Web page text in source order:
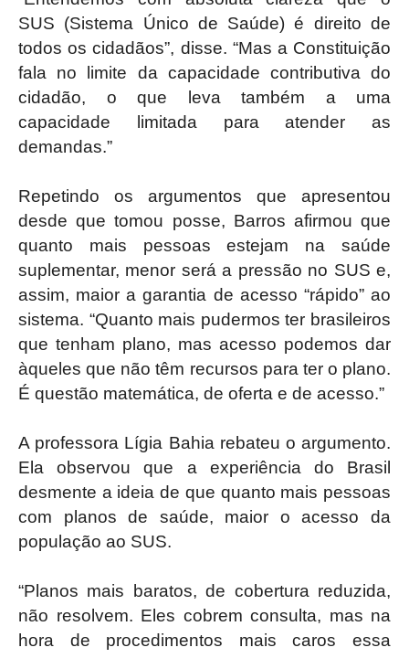
SUS (Sistema Único de Saúde) é direito de
todos os cidadãos”, disse. “Mas a Constituição
fala no limite da capacidade contributiva do
cidadão, o que leva também a uma
capacidade limitada para atender as
demandas.”
Repetindo os argumentos que apresentou
desde que tomou posse, Barros afirmou que
quanto mais pessoas estejam na saúde
suplementar, menor será a pressão no SUS e,
assim, maior a garantia de acesso “rápido” ao
sistema. “Quanto mais pudermos ter brasileiros
que tenham plano, mas acesso podemos dar
àqueles que não têm recursos para ter o plano.
É questão matemática, de oferta e de acesso.”
A professora Lígia Bahia rebateu o argumento.
Ela observou que a experiência do Brasil
desmente a ideia de que quanto mais pessoas
com planos de saúde, maior o acesso da
população ao SUS.
“Planos mais baratos, de cobertura reduzida,
não resolvem. Eles cobrem consulta, mas na
hora de procedimentos mais caros essa